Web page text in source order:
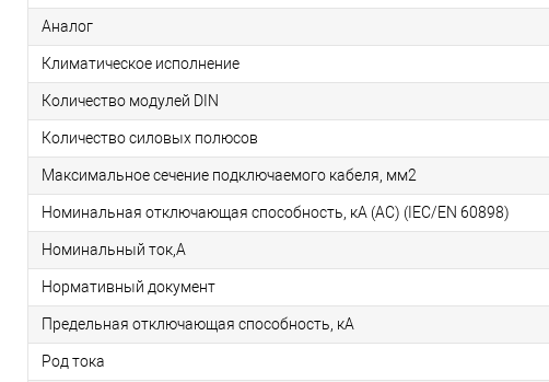
Аналог
Климатическое исполнение
Количество модулей DIN
Количество силовых полюсов
Максимальное сечение подключаемого кабеля, мм2
Номинальная отключающая способность, кA (AC) (IEC/EN 60898)
Номинальный ток,А
Нормативный документ
Предельная отключающая способность, кA
Род тока